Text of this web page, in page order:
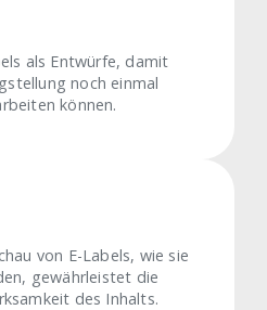
als Entwürfe, damit
noch einmal
können.
von E-Labels, wie sie
gewährleistet die
des Inhalts.